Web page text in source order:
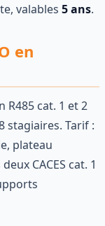
valables 5 ans.
en
R485 cat. 1 et 2
stagiaires. Tarif :
plateau
CACES cat. 1